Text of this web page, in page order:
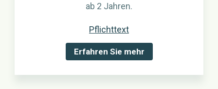
ab 2 Jahren.
Pflichttext
Erfahren Sie mehr